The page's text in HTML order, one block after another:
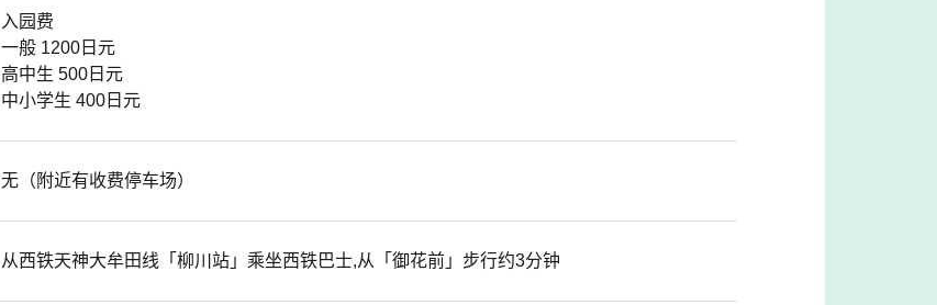
入园费
一般 1200日元
高中生 500日元
中小学生 400日元
无（附近有收费停车场）
从西铁天神大牟田线「柳川站」乘坐西铁巴士,从「御花前」步行约3分钟